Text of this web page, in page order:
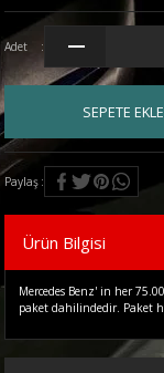
Adet
SEPETE EKLE
Paylaş
Ürün Bilgisi
Mercedes Benz' in her
paket dahilindedir. Paket